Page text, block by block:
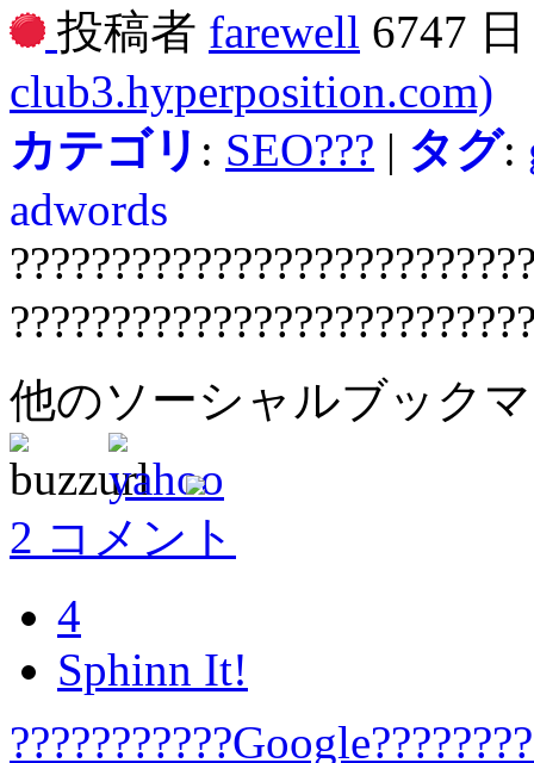
投稿者 farewell 6747
club3.hyperposition.com)
カテゴリ : SEO??? | タグ:
adwords
他のソーシャルブック
2 コメント
4
Sphinn It!